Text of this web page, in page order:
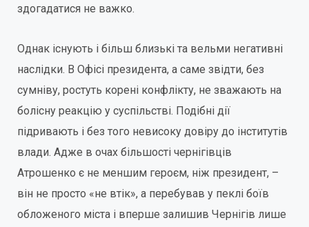
здогадатися не важко.
Однак існують і більш близькі та вельми негативні
наслідки. В Офісі президента, а саме звідти, без
сумніву, ростуть корені конфлікту, не зважають на
болісну реакцію у суспільстві. Подібні дії
підривають і без того невисоку довіру до інститутів
влади. Адже в очах більшості чернігівців
Атрошенко є не меншим героєм, ніж президент, –
він не просто «не втік», а перебував у пеклі боїв
обложеного міста і вперше залишив Чернігів лише